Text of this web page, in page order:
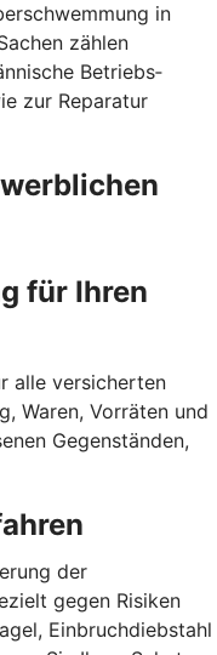
in
zählen
Betriebs­
zur Reparatur
für Ihren
alle versicherten
Waren, Vorräten und
Gegenständen,
der
gegen Risiken
Einbruchdiebstahl